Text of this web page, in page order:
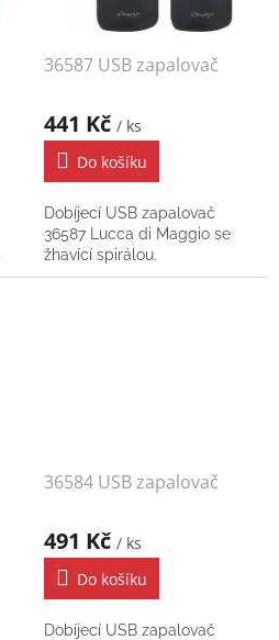
36587 USB zapalovač
441 Kč / ks
Do košíku
Dobíjecí USB zapalovač
36587 Lucca di Maggio se
žhavící spirálou.
36584 USB zapalovač
491 Kč / ks
Do košíku
Dobíjecí USB zapalovač